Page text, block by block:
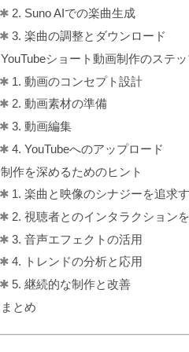
2. Suno AIでの楽曲生成
3. 楽曲の調整とダウンロード
YouTubeショート動画制作のステ
1. 動画のコンセプト設計
2. 動画素材の準備
3. 動画編集
4. YouTubeへのアップロード
制作を深めるためのヒント
1. 楽曲と映像のシナジーを追求
2. 視聴者とのインタラクション
3. 音声エフェクトの活用
4. トレンドの分析と応用
5. 継続的な制作と改善
まとめ